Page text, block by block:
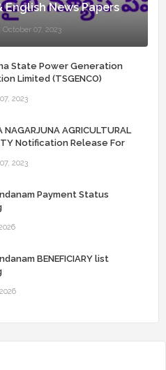
English News Papers
October 07, 2023
State Power Generation
Limited (TSGENCO)
Engineers" Posts
2023
NAGARJUNA AGRICULTURAL
Notification Release For
2023
Payment Status
BENEFICIARY list